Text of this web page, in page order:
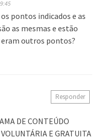
pontos indicados e as
as mesmas e estão
outros pontos?
DE CONTEÚDO
E GRATUITA
Responder